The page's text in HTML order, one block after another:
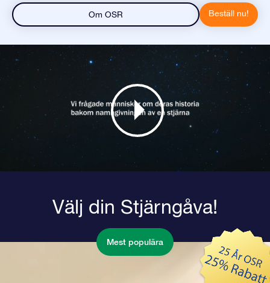
Om OSR Beställ nu!
Välj din Stjärngåva!
Mest populära